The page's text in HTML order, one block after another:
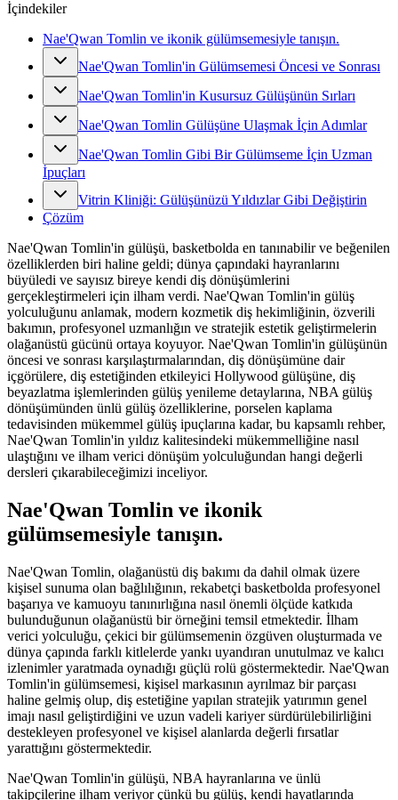
İçindekiler
Nae'Qwan Tomlin ve ikonik gülümsemesiyle tanışın.
Nae'Qwan Tomlin'in Gülümsemesi Öncesi ve Sonrası
Nae'Qwan Tomlin'in Kusursuz Gülüşünün Sırları
Nae'Qwan Tomlin Gülüşüne Ulaşmak İçin Adımlar
Nae'Qwan Tomlin Gibi Bir Gülümseme İçin Uzman
İpuçları
Vitrin Kliniği: Gülüşünüzü Yıldızlar Gibi Değiştirin
Çözüm
Nae'Qwan Tomlin'in gülüşü, basketbolda en tanınabilir ve beğenilen
özelliklerden biri haline geldi; dünya çapındaki hayranlarını
büyüledi ve sayısız bireye kendi diş dönüşümlerini
gerçekleştirmeleri için ilham verdi. Nae'Qwan Tomlin'in gülüş
yolculuğunu anlamak, modern kozmetik diş hekimliğinin, özverili
bakımın, profesyonel uzmanlığın ve stratejik estetik geliştirmelerin
olağanüstü gücünü ortaya koyuyor. Nae'Qwan Tomlin'in gülüşünün
öncesi ve sonrası karşılaştırmalarından, diş dönüşümüne dair
içgörülere, diş estetiğinden etkileyici Hollywood gülüşüne, diş
beyazlatma işlemlerinden gülüş yenileme detaylarına, NBA gülüş
dönüşümünden ünlü gülüş özelliklerine, porselen kaplama
tedavisinden mükemmel gülüş ipuçlarına kadar, bu kapsamlı rehber,
Nae'Qwan Tomlin'in yıldız kalitesindeki mükemmelliğine nasıl
ulaştığını ve ilham verici dönüşüm yolculuğundan hangi değerli
dersleri çıkarabileceğimizi inceliyor.
Nae'Qwan Tomlin ve ikonik
gülümsemesiyle tanışın.
Nae'Qwan Tomlin, olağanüstü diş bakımı da dahil olmak üzere
kişisel sunuma olan bağlılığının, rekabetçi basketbolda profesyonel
başarıya ve kamuoyu tanınırlığına nasıl önemli ölçüde katkıda
bulunduğunun olağanüstü bir örneğini temsil etmektedir. İlham
verici yolculuğu, çekici bir gülümsemenin özgüven oluşturmada ve
dünya çapında farklı kitlelerde yankı uyandıran unutulmaz ve kalıcı
izlenimler yaratmada oynadığı güçlü rolü göstermektedir. Nae'Qwan
Tomlin'in gülümsemesi, kişisel markasının ayrılmaz bir parçası
haline gelmiş olup, diş estetiğine yapılan stratejik yatırımın genel
imajı nasıl geliştirdiğini ve uzun vadeli kariyer sürdürülebilirliğini
destekleyen profesyonel ve kişisel alanlarda değerli fırsatlar
yarattığını göstermektedir.
Nae'Qwan Tomlin'in gülüşü, NBA hayranlarına ve ünlü
takipçilerine ilham veriyor çünkü bu gülüş, kendi hayatlarında